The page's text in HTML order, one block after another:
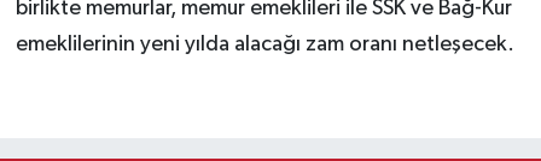
birlikte memurlar, memur emeklileri ile SSK ve Bağ-Kur
emeklilerinin yeni yılda alacağı zam oranı netleşecek.